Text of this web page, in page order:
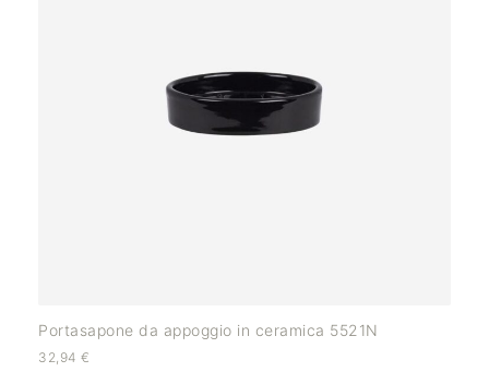
Portasapone da appoggio in ceramica 5521N
32,94 €